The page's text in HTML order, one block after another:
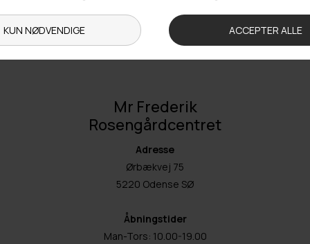
Mr Frederik
Rosengårdcentret
Adresse
Ørbækvej 75
5220 Odense SØ
Åbningstider
Man-Tors: 10.00-19.00